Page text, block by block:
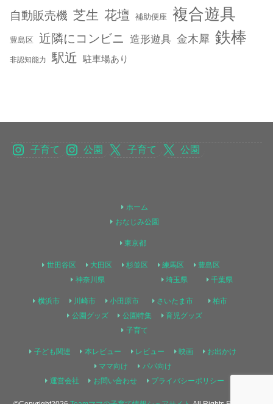
自動販売機 芝生 花壇 補助便座 複合遊具
豊島区 近隣にコンビニ 造形遊具 金木犀 鉄棒
非認知能力 駅近 駐車場あり
子育て 公園 子育て 公園
ホーム
おなじみ公園
東京都
世田谷区 大田区 杉並区 練馬区
豊島区
神奈川県
横浜市 川崎市 小田原市
埼玉県
さいたま市
千葉県
柏市
公園グッズ
公園特集
育児グッズ
子育て
子ども関連 本レビュー レビュー 映画
お出かけ
ママ向け
パパ向け
運営会社
お問い合わせ プライバシーポリシー